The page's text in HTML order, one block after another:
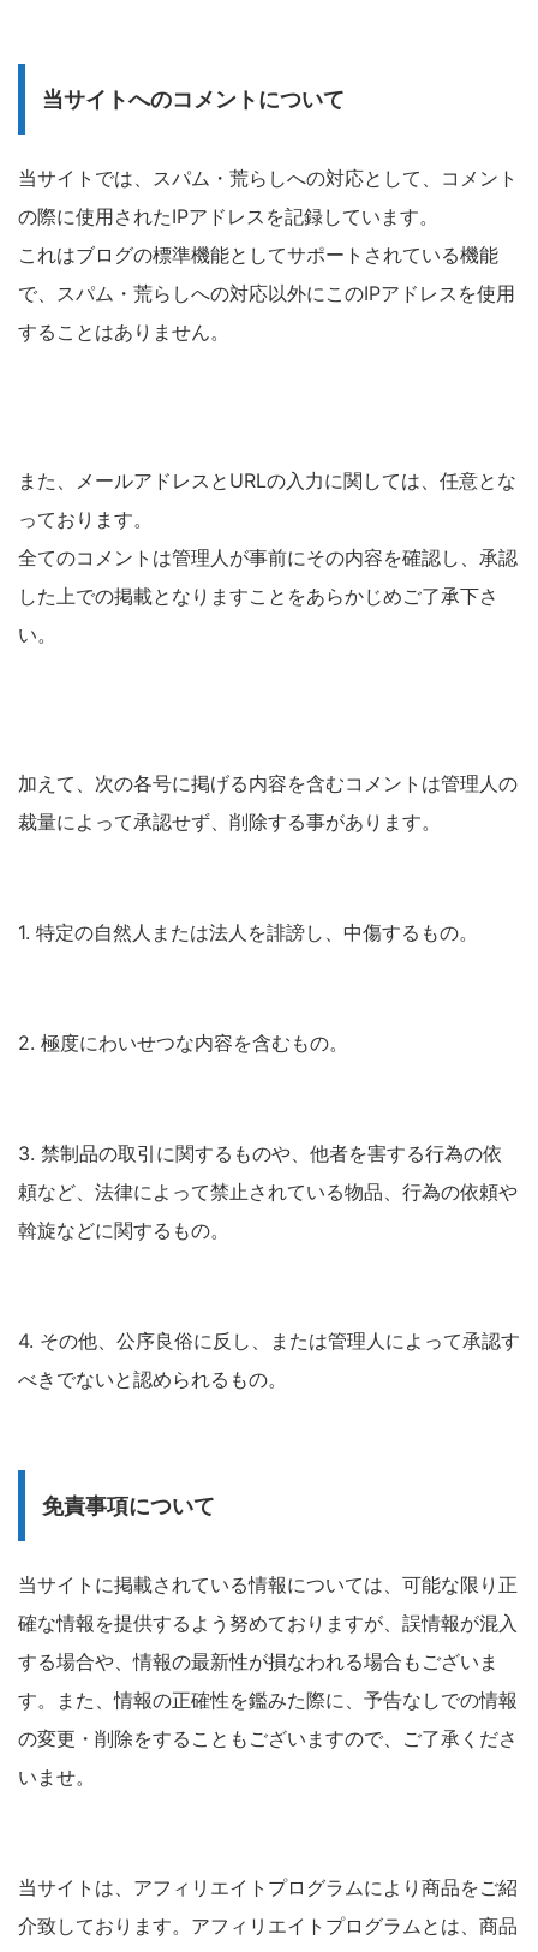
当サイトへのコメントについて
当サイトでは、スパム・荒らしへの対応として、コメント
の際に使用されたIPアドレスを記録しています。
これはブログの標準機能としてサポートされている機能
で、スパム・荒らしへの対応以外にこのIPアドレスを使用
することはありません。
また、メールアドレスとURLの入力に関しては、任意とな
っております。
全てのコメントは管理人が事前にその内容を確認し、承認
した上での掲載となりますことをあらかじめご了承下さ
い。
加えて、次の各号に掲げる内容を含むコメントは管理人の
裁量によって承認せず、削除する事があります。
1. 特定の自然人または法人を誹謗し、中傷するもの。
2. 極度にわいせつな内容を含むもの。
3. 禁制品の取引に関するものや、他者を害する行為の依
頼など、法律によって禁止されている物品、行為の依頼や
斡旋などに関するもの。
4. その他、公序良俗に反し、または管理人によって承認す
べきでないと認められるもの。
免責事項について
当サイトに掲載されている情報については、可能な限り正
確な情報を提供するよう努めておりますが、誤情報が混入
する場合や、情報の最新性が損なわれる場合もございま
す。また、情報の正確性を鑑みた際に、予告なしでの情報
の変更・削除をすることもございますので、ご了承くださ
いませ。
当サイトは、アフィリエイトプログラムにより商品をご紹
介致しております。アフィリエイトプログラムとは、商品